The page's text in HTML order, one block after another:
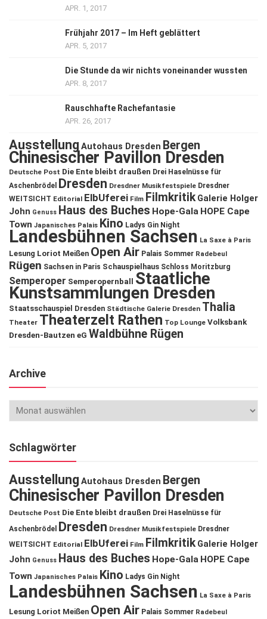
APR. 1, 2017
Frühjahr 2017 – Im Heft geblättert
APR. 5, 2017
Die Stunde da wir nichts voneinander wussten
APR. 8, 2017
Rauschhafte Rachefantasie
APR. 26, 2017
Ausstellung Autohaus Dresden Bergen
Chinesischer Pavillon Dresden
Deutsche Post Die Ente bleibt draußen Drei Haselnüsse für
Aschenbrödel
Dresden Dresdner Musikfestspiele Dresdner
WEITSICHT Editorial ElbUferei Film Filmkritik Galerie Holger
John Genuss Haus des Buches Hope-Gala HOPE Cape
Town Japanisches Palais Kino Ladys Gin Night
Landesbühnen Sachsen La Saxe à Paris
Lesung Loriot Meißen Open Air Palais Sommer Radebeul
Rügen Sachsen in Paris Schauspielhaus Schloss Moritzburg
Semperoper Semperopernball Staatliche
Kunstsammlungen Dresden
Staatsschauspiel Dresden Städtische Galerie Dresden Thalia
Theater Theaterzelt Rathen Top Lounge Volksbank
Dresden-Bautzen eG Waldbühne Rügen
Archive
Schlagwörter
Ausstellung Autohaus Dresden Bergen
Chinesischer Pavillon Dresden
Deutsche Post Die Ente bleibt draußen Drei Haselnüsse für
Aschenbrödel
Dresden Dresdner Musikfestspiele Dresdner
WEITSICHT Editorial ElbUferei Film Filmkritik Galerie Holger
John Genuss Haus des Buches Hope-Gala HOPE Cape
Town Japanisches Palais Kino Ladys Gin Night
Landesbühnen Sachsen La Saxe à Paris
Lesung Loriot Meißen Open Air Palais Sommer Radebeul